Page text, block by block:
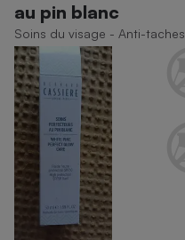
au pin blanc
Soins du visage - Anti-taches